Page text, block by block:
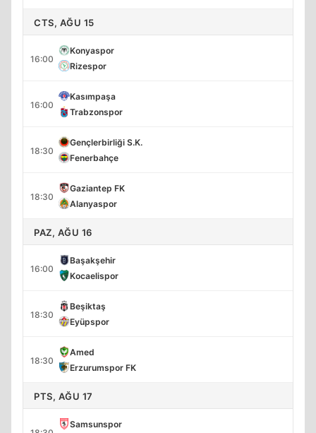
CTS, AĞU 15
16:00
Konyaspor
Rizespor
16:00
Kasımpaşa
Trabzonspor
18:30
Gençlerbirliği S.K.
Fenerbahçe
18:30
Gaziantep FK
Alanyaspor
PAZ, AĞU 16
16:00
Başakşehir
Kocaelispor
18:30
Beşiktaş
Eyüpspor
18:30
Amed
Erzurumspor FK
PTS, AĞU 17
Samsunspor